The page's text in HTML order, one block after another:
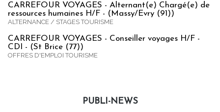
CARREFOUR VOYAGES - Alternant(e) Chargé(e) de
ressources humaines H/F - (Massy/Evry (91))
ALTERNANCE / STAGES TOURISME
CARREFOUR VOYAGES - Conseiller voyages H/F -
CDI - (St Brice (77))
OFFRES D'EMPLOI TOURISME
PUBLI-NEWS